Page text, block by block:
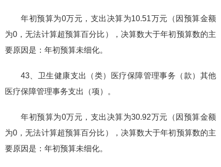
年初预算为0万元，支出决算为10.51万元（因预算金额
为0，无法计算超预算百分比），决算数大于年初预算数的主
要原因是：年初预算未细化。
43、卫生健康支出（类）医疗保障管理事务（款）其他
医疗保障管理事务支出（项）。
年初预算为0万元，支出决算为30.92万元（因预算金额
为0，无法计算超预算百分比），决算数大于年初预算数的主
要原因是：年初预算未细化。